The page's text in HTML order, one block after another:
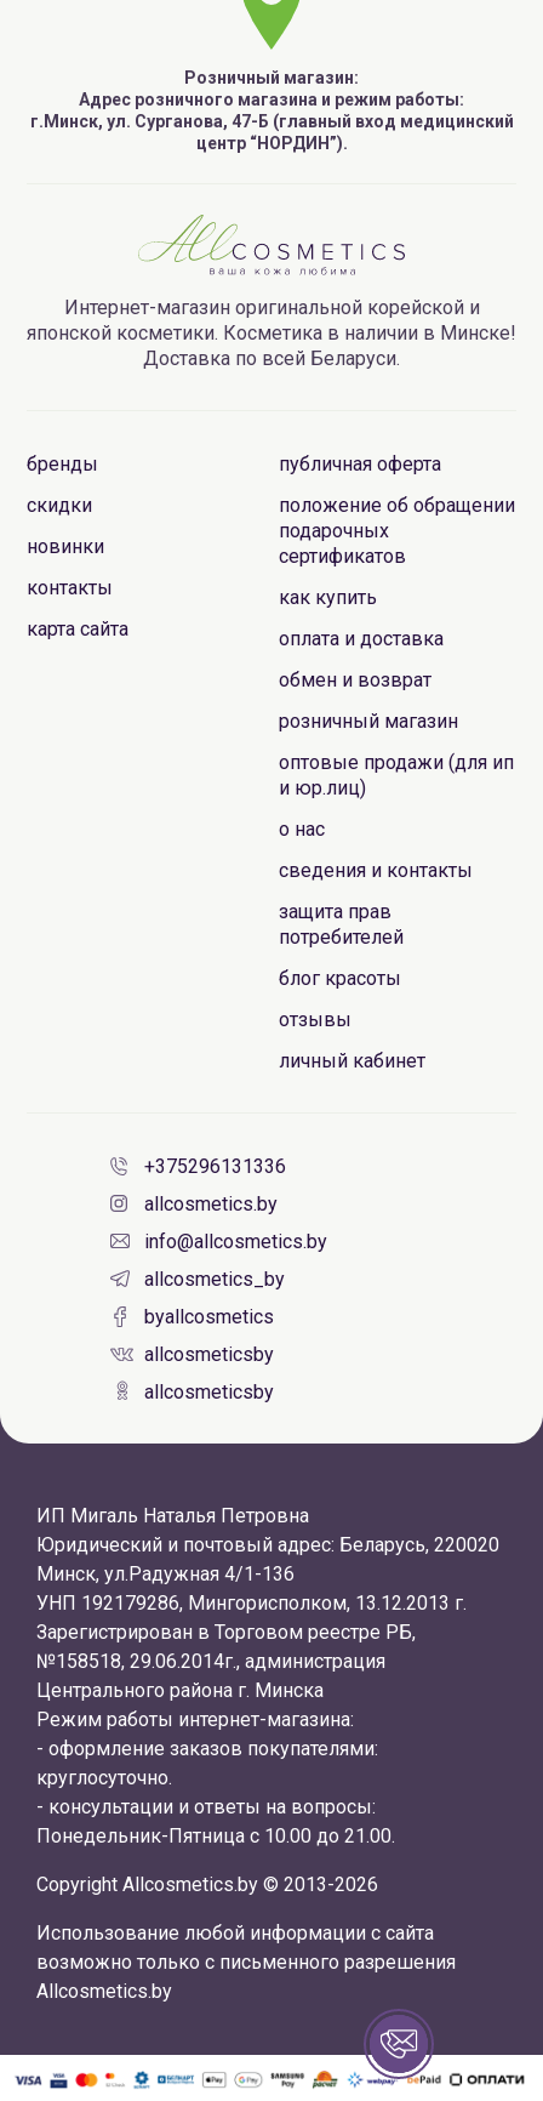
Розничный магазин:
Адрес розничного магазина и режим работы:
г.Минск, ул. Сурганова, 47-Б (главный вход медицинский
центр “НОРДИН”).
Интернет-магазин оригинальной корейской и
японской косметики. Косметика в наличии в Минске!
Доставка по всей Беларуси.
бренды
скидки
новинки
контакты
карта сайта
публичная оферта
положение об обращении
подарочных
сертификатов
как купить
оплата и доставка
обмен и возврат
розничный магазин
оптовые продажи (для ип
и юр.лиц)
о нас
сведения и контакты
защита прав
потребителей
блог красоты
отзывы
личный кабинет
+375296131336
allcosmetics.by
info@allcosmetics.by
allcosmetics_by
byallcosmetics
allcosmeticsby
allcosmeticsby
ИП Мигаль Наталья Петровна
Юридический и почтовый адрес: Беларусь, 220020
Минск, ул.Радужная 4/1-136
УНП 192179286, Мингорисполком, 13.12.2013 г.
Зарегистрирован в Торговом реестре РБ,
№158518, 29.06.2014г., администрация
Центрального района г. Минска
Режим работы интернет-магазина:
- оформление заказов покупателями:
круглосуточно.
- консультации и ответы на вопросы:
Понедельник-Пятница с 10.00 до 21.00.
Copyright Allcosmetics.by © 2013-2026
Использование любой информации с сайта
возможно только с письменного разрешения
Allcosmetics.by